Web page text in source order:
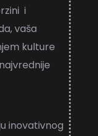
i
vaša
kulture
inovativnog